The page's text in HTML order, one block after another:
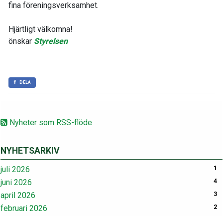
Nyheter som RSS-flöde
NYHETSARKIV
juli 2026 1
juni 2026 4
april 2026 3
februari 2026 2
fina föreningsverksamhet.
Hjärtligt välkomna!
önskar Styrelsen
DELA